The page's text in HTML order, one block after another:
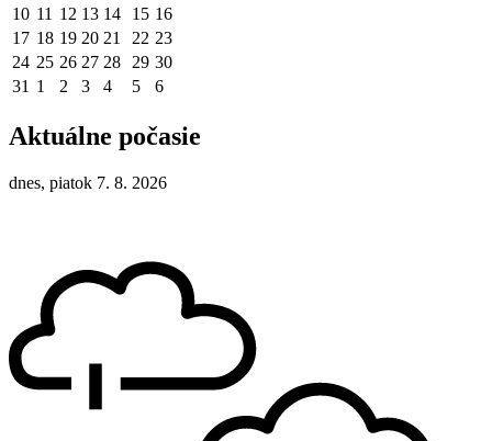
10 11 12 13 14 15 16
17 18 19 20 21 22 23
24 25 26 27 28 29 30
31 1 2 3 4 5 6
Aktuálne počasie
dnes, piatok 7. 8. 2026